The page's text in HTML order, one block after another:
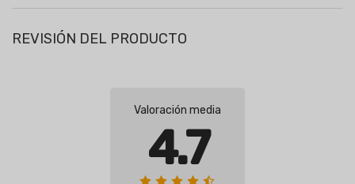
REVISIÓN DEL PRODUCTO
Valoración media
4.7